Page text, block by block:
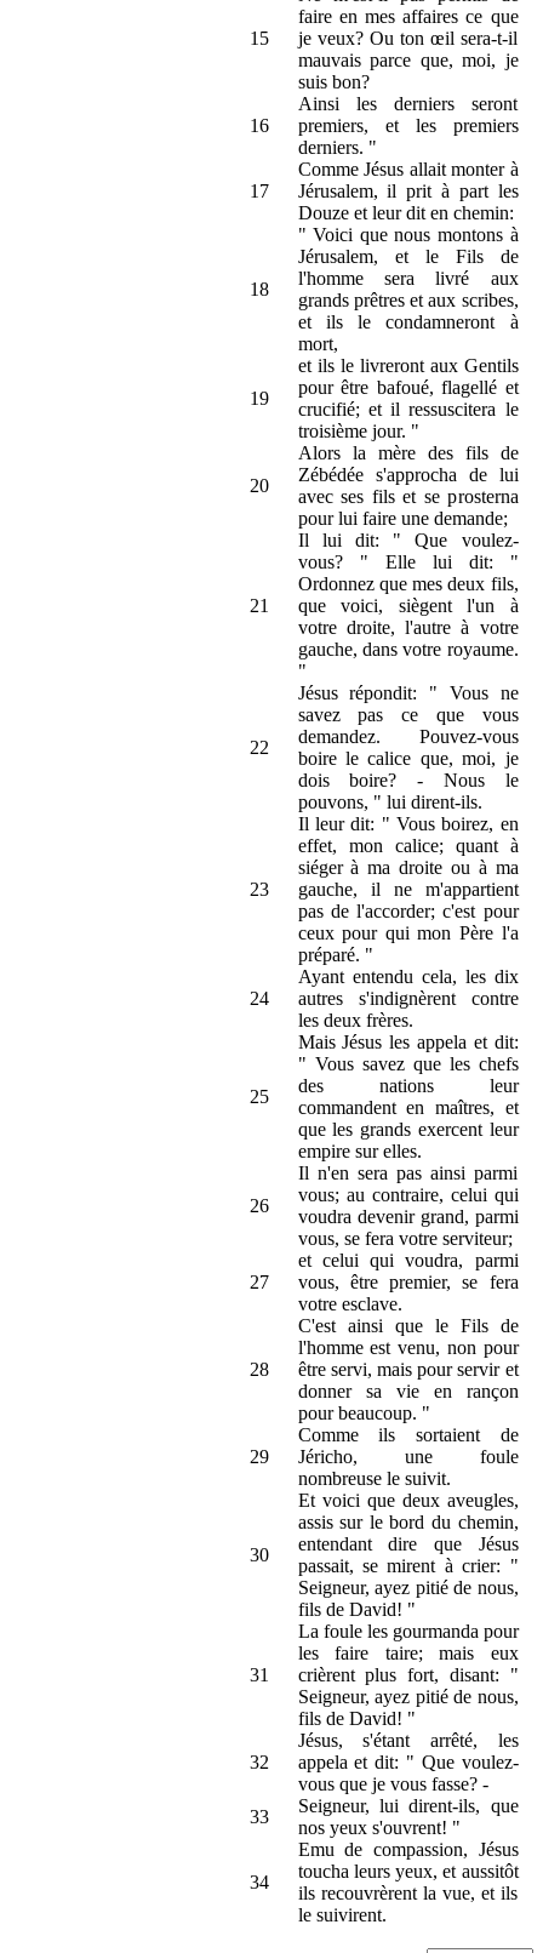
15
faire en mes affaires ce que
je veux? Ou ton œil sera-t-il
mauvais parce que, moi, je
suis bon?
16
Ainsi les derniers seront
premiers, et les premiers
derniers. "
17
Comme Jésus allait monter à
Jérusalem, il prit à part les
Douze et leur dit en chemin:
18
" Voici que nous montons à
Jérusalem, et le Fils de
l'homme sera livré aux
grands prêtres et aux scribes,
et ils le condamneront à
mort,
19
et ils le livreront aux Gentils
pour être bafoué, flagellé et
crucifié; et il ressuscitera le
troisième jour. "
20
Alors la mère des fils de
Zébédée s'approcha de lui
avec ses fils et se prosterna
pour lui faire une demande;
21
Il lui dit: " Que voulez-
vous? " Elle lui dit: "
Ordonnez que mes deux fils,
que voici, siègent l'un à
votre droite, l'autre à votre
gauche, dans votre royaume.
"
22
Jésus répondit: " Vous ne
savez pas ce que vous
demandez. Pouvez-vous
boire le calice que, moi, je
dois boire? - Nous le
pouvons, " lui dirent-ils.
23
Il leur dit: " Vous boirez, en
effet, mon calice; quant à
siéger à ma droite ou à ma
gauche, il ne m'appartient
pas de l'accorder; c'est pour
ceux pour qui mon Père l'a
préparé. "
24
Ayant entendu cela, les dix
autres s'indignèrent contre
les deux frères.
25
Mais Jésus les appela et dit:
" Vous savez que les chefs
des nations leur
commandent en maîtres, et
que les grands exercent leur
empire sur elles.
26
Il n'en sera pas ainsi parmi
vous; au contraire, celui qui
voudra devenir grand, parmi
vous, se fera votre serviteur;
27
et celui qui voudra, parmi
vous, être premier, se fera
votre esclave.
28
C'est ainsi que le Fils de
l'homme est venu, non pour
être servi, mais pour servir et
donner sa vie en rançon
pour beaucoup. "
29
Comme ils sortaient de
Jéricho, une foule
nombreuse le suivit.
30
Et voici que deux aveugles,
assis sur le bord du chemin,
entendant dire que Jésus
passait, se mirent à crier: "
Seigneur, ayez pitié de nous,
fils de David! "
31
La foule les gourmanda pour
les faire taire; mais eux
crièrent plus fort, disant: "
Seigneur, ayez pitié de nous,
fils de David! "
32
Jésus, s'étant arrêté, les
appela et dit: " Que voulez-
vous que je vous fasse? -
33
Seigneur, lui dirent-ils, que
nos yeux s'ouvrent! "
34
Emu de compassion, Jésus
toucha leurs yeux, et aussitôt
ils recouvrèrent la vue, et ils
le suivirent.